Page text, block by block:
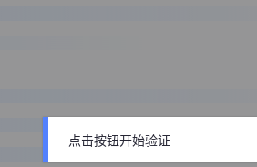
点击按钮开始验证